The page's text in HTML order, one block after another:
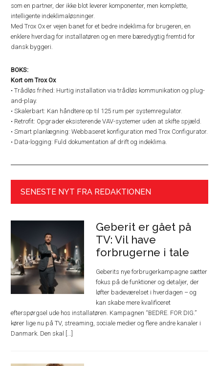
som en partner, der ikke blot leverer komponenter, men komplette,
intelligente indeklimaløsninger.
Med Trox Ox er vejen banet for et bedre indeklima for brugeren, en
enklere hverdag for installatøren og en mere bæredygtig fremtid for
dansk byggeri.
BOKS:
Kort om Trox Ox
• Trådløs frihed: Hurtig installation via trådløs kommunikation og plug-
and-play.
• Skalerbart: Kan håndtere op til 125 rum per systemregulator.
• Retrofit: Opgrader eksisterende VAV-systemer uden at skifte spjæld.
• Smart planlægning: Webbaseret konfiguration med Trox Configurator.
• Data-logging: Fuld dokumentation af drift og indeklima.
SENESTE NYT FRA REDAKTIONEN
Geberit er gået på
TV: Vil have
forbrugerne i tale
Geberits nye forbrugerkampagne sætter
fokus på de funktioner og detaljer, der
løfter badeværelset i hverdagen – og
kan skabe mere kvalificeret
efterspørgsel ude hos installatøren. Kampagnen “BEDRE. FOR DIG.”
kører lige nu på TV, streaming, sociale medier og flere andre kanaler i
Danmark. Den skal [...]